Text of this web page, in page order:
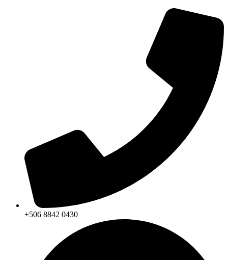
+506 8842 0430